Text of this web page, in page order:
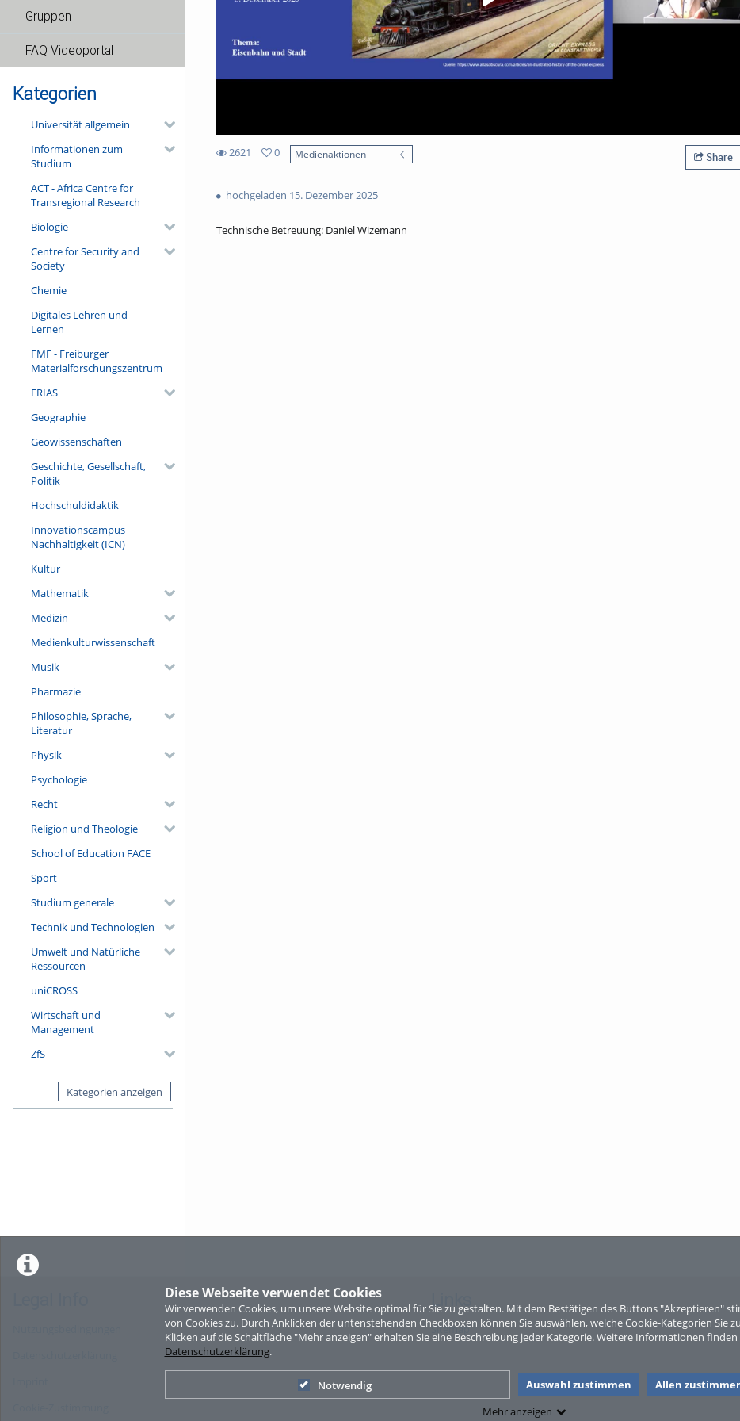
Diese Webseite verwendet Cookies
Wir verwenden Cookies, um unsere Website optimal für Sie zu gestalten. Mit dem Bestätigen des Buttons "Akzeptieren"
von Cookies zu. Durch Anklicken der untenstehenden Checkboxen können Sie auswählen, welche Cookie-Kategorien Sie
Klicken auf die Schaltfläche "Mehr anzeigen" erhalten Sie eine Beschreibung jeder Kategorie. Weitere Informationen finden
Datenschutzerklärung.
Notwendig Auswahl zustimmen
Allen
Mehr anzeigen
Gruppen
FAQ Videoportal
Kategorien
Universität allgemein
Informationen zum
Studium
ACT - Africa Centre for
Transregional Research
Biologie
Centre for Security and
Society
Chemie
Digitales Lehren und
Lernen
FMF - Freiburger
Materialforschungszentrum
FRIAS
Geographie
Geowissenschaften
Geschichte, Gesellschaft,
Politik
Hochschuldidaktik
Innovationscampus
Nachhaltigkeit (ICN)
Kultur
Mathematik
Medizin
Medienkulturwissenschaft
Musik
Pharmazie
Philosophie, Sprache,
Literatur
Physik
Psychologie
Recht
Religion und Theologie
School of Education FACE
Sport
Studium generale
Technik und Technologien
Umwelt und Natürliche
Ressourcen
uniCROSS
Wirtschaft und
Management
ZfS
Kategorien anzeigen
2621
views
0
Medienaktionen Share
hochgeladen 15. Dezember 2025
Technische Betreuung: Daniel Wizemann
Links
Sitemap